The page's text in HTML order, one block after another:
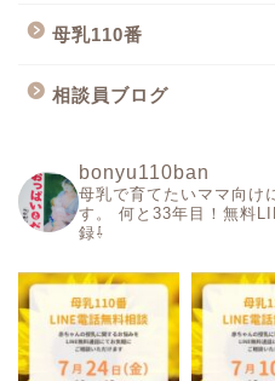
母乳110番
相談員ブログ
bonyu110ban
母乳で育てたいママ向け
す。
何と33年目！無料
録⇩